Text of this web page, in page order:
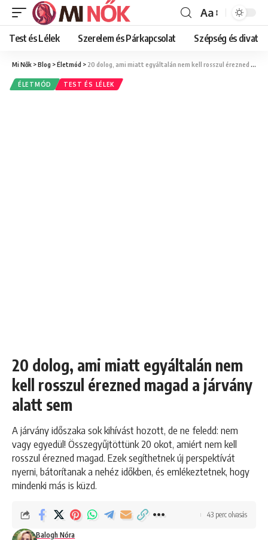
Font
Resizer
Aa
Test és Lélek Szerelem és Párkapcsolat Szépség és divat
Mi Nők >Blog >Életmód > 20 dolog, ami miatt egyáltalán nem kell rosszul érezned magad a járvány alatt sem
ÉLETMÓD TEST ÉS LÉLEK
20 dolog, ami miatt egyáltalán nem
kell rosszul érezned magad a járvány
alatt sem
A járvány időszaka sok kihívást hozott, de ne feledd: nem
vagy egyedül! Összegyűjtöttünk 20 okot, amiért nem kell
rosszul érezned magad. Ezek segíthetnek új perspektívát
nyerni, bátorítanak a nehéz időkben, és emlékeztetnek, hogy
mindenki más is küzd.
Balogh Nóra
43 perc olvasás